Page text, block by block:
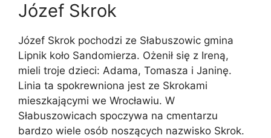
Józef Skrok
Józef Skrok pochodzi ze Słabuszowic gmina
Lipnik koło Sandomierza. Ożenił się z Ireną,
mieli troje dzieci: Adama, Tomasza i Janinę.
Linia ta spokrewniona jest ze Skrokami
mieszkającymi we Wrocławiu. W
Słabuszowicach spoczywa na cmentarzu
bardzo wiele osób noszących nazwisko Skrok.